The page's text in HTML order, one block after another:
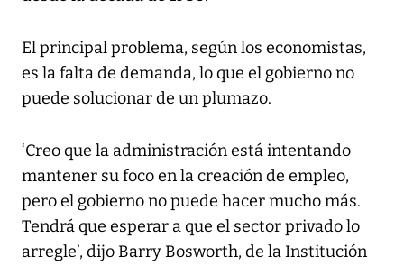
El principal problema, según los economistas,
es la falta de demanda, lo que el gobierno no
puede solucionar de un plumazo.
‘Creo que la administración está intentando
mantener su foco en la creación de empleo,
pero el gobierno no puede hacer mucho más.
Tendrá que esperar a que el sector privado lo
arregle’, dijo Barry Bosworth, de la Institución